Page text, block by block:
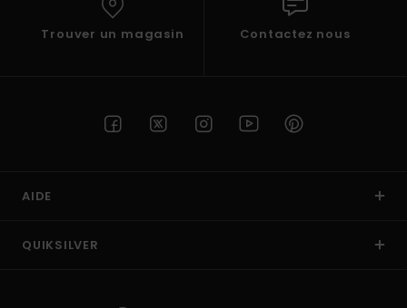
Trouver un magasin Contactez nous
AIDE
QUIKSILVER